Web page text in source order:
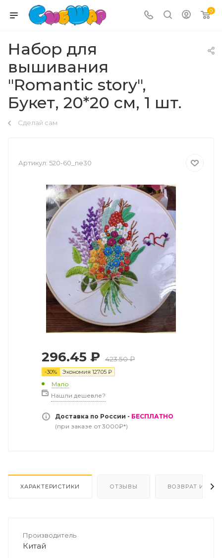
0
Набор для
вышивания
"Romantic story",
Букет, 20*20 см, 1 шт.
Сделай сам
Артикул: 520-60_ne30
296.45 ₽ 423.50₽
-30% Экономия 127.05 ₽
Мало
Нашли дешевле?
Доставка по России - БЕСПЛАТНО
(при заказе от 3000₽*)
ХАРАКТЕРИСТИКИ ОТЗЫВЫ ВОЗВРАТ И
Производитель
Китай